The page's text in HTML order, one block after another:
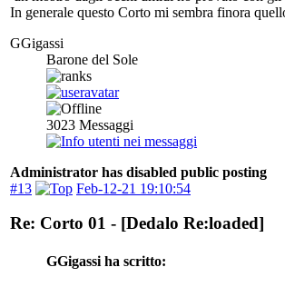
In generale questo Corto mi sembra finora
GGigassi
Barone del Sole
3023 Messaggi
Administrator has disabled public posting
#13
Feb-12-21 19:10:54
Re: Corto 01 - [Dedalo Re:loaded]
GGigassi ha scritto: